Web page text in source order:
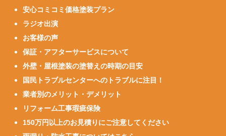
安心コミコミ価格塗装プラン
ラジオ出演
お客様の声
保証・アフターサービスについて
外壁・屋根塗装の塗替えの時期の目安
国民トラブルセンターへのトラブルに注目！
業者別のメリット・デメリット
リフォーム工事瑕疵保険
150万円以上のお見積りにご注意してください